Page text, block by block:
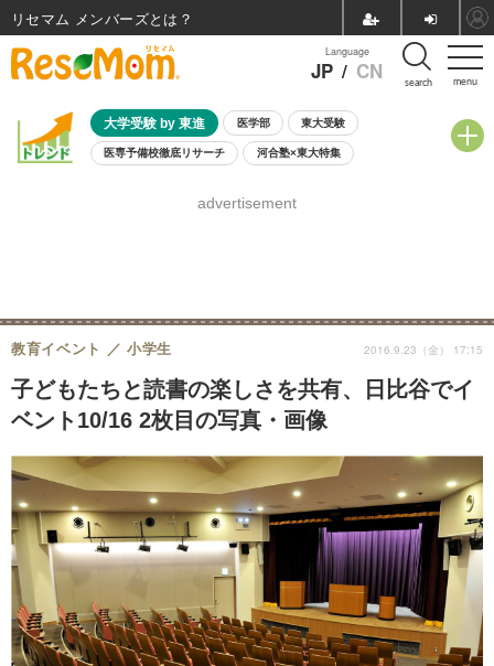
menu
Language
JP / CN search
大学受験 by 東進 医学部 東大受験
医専予備校徹底リサーチ 河合塾×東大特集
8月開催学校説明会・相談会
advertisement
子どもたちと読書の楽しさを共有、日比谷でイ
ベント10/16 2枚目の写真・画像
教育イベント 小学生 2016.9.23（金） 17:15
リセマム メンバーズ